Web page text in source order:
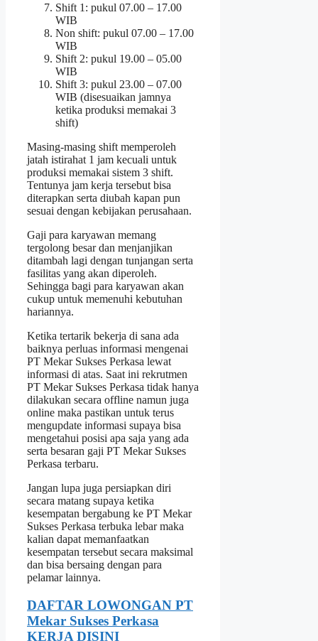
Shift 1: pukul 07.00 – 17.00
WIB
Non shift: pukul 07.00 – 17.00
WIB
Shift 2: pukul 19.00 – 05.00
WIB
Shift 3: pukul 23.00 – 07.00
WIB (disesuaikan jamnya
ketika produksi memakai 3
shift)
Masing-masing shift memperoleh
jatah istirahat 1 jam kecuali untuk
produksi memakai sistem 3 shift.
Tentunya jam kerja tersebut bisa
diterapkan serta diubah kapan pun
sesuai dengan kebijakan perusahaan.
Gaji para karyawan memang
tergolong besar dan menjanjikan
ditambah lagi dengan tunjangan serta
fasilitas yang akan diperoleh.
Sehingga bagi para karyawan akan
cukup untuk memenuhi kebutuhan
hariannya.
Ketika tertarik bekerja di sana ada
baiknya perluas informasi mengenai
PT Mekar Sukses Perkasa lewat
informasi di atas. Saat ini rekrutmen
PT Mekar Sukses Perkasa tidak hanya
dilakukan secara offline namun juga
online maka pastikan untuk terus
mengupdate informasi supaya bisa
mengetahui posisi apa saja yang ada
serta besaran gaji PT Mekar Sukses
Perkasa terbaru.
Jangan lupa juga persiapkan diri
secara matang supaya ketika
kesempatan bergabung ke PT Mekar
Sukses Perkasa terbuka lebar maka
kalian dapat memanfaatkan
kesempatan tersebut secara maksimal
dan bisa bersaing dengan para
pelamar lainnya.
DAFTAR LOWONGAN PT
Mekar Sukses Perkasa
KERJA DISINI